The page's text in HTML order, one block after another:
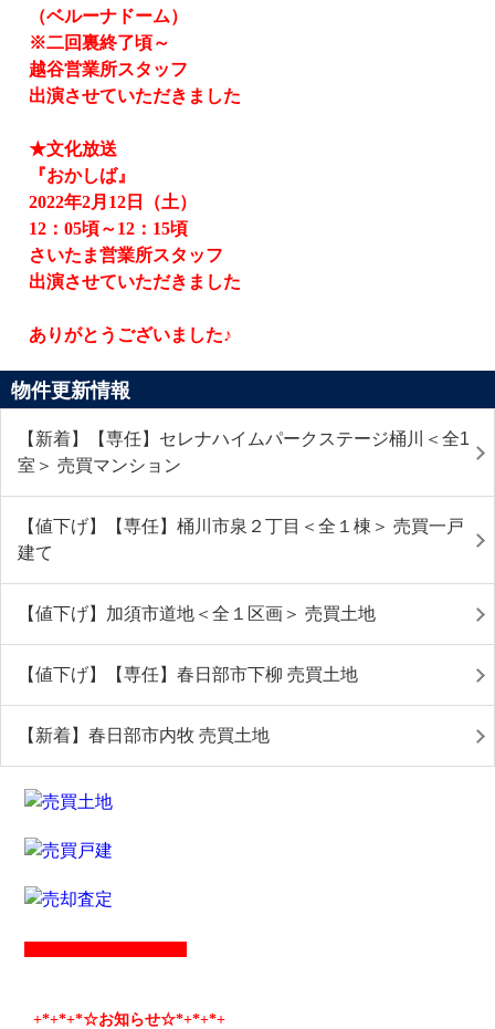
（ベルーナドーム）
※二回裏終了頃～
越谷営業所スタッフ
出演させていただきました
★文化放送
『おかしば』
2022年2月 12 日（土）
12 ：05頃～12 ： 15頃
さいたま営業所スタッフ
出演させていただきました
ありがとうございました♪
物件更新情報
【新着】【専任】セレナハイムパークステージ桶川＜全1
室＞ 売買マンション
【値下げ】【専任】桶川市泉２丁目＜全１棟＞ 売買一戸
建て
【値下げ】加須市道地＜全１区画＞ 売買土地
【値下げ】【専任】春日部市下柳 売買土地
【新着】春日部市内牧 売買土地
+*+*+*☆お知らせ☆*+*+*+